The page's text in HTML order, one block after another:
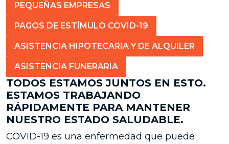
PEQUEÑAS EMPRESAS
PAGOS DE ESTÍMULO COVID-19
ASISTENCIA HIPOTECARIA Y DE ALQUILER
ASISTENCIA FUNERARIA
TODOS ESTAMOS JUNTOS EN ESTO.
ESTAMOS TRABAJANDO
RÁPIDAMENTE PARA MANTENER
NUESTRO ESTADO SALUDABLE.
COVID-19 es una enfermedad que puede